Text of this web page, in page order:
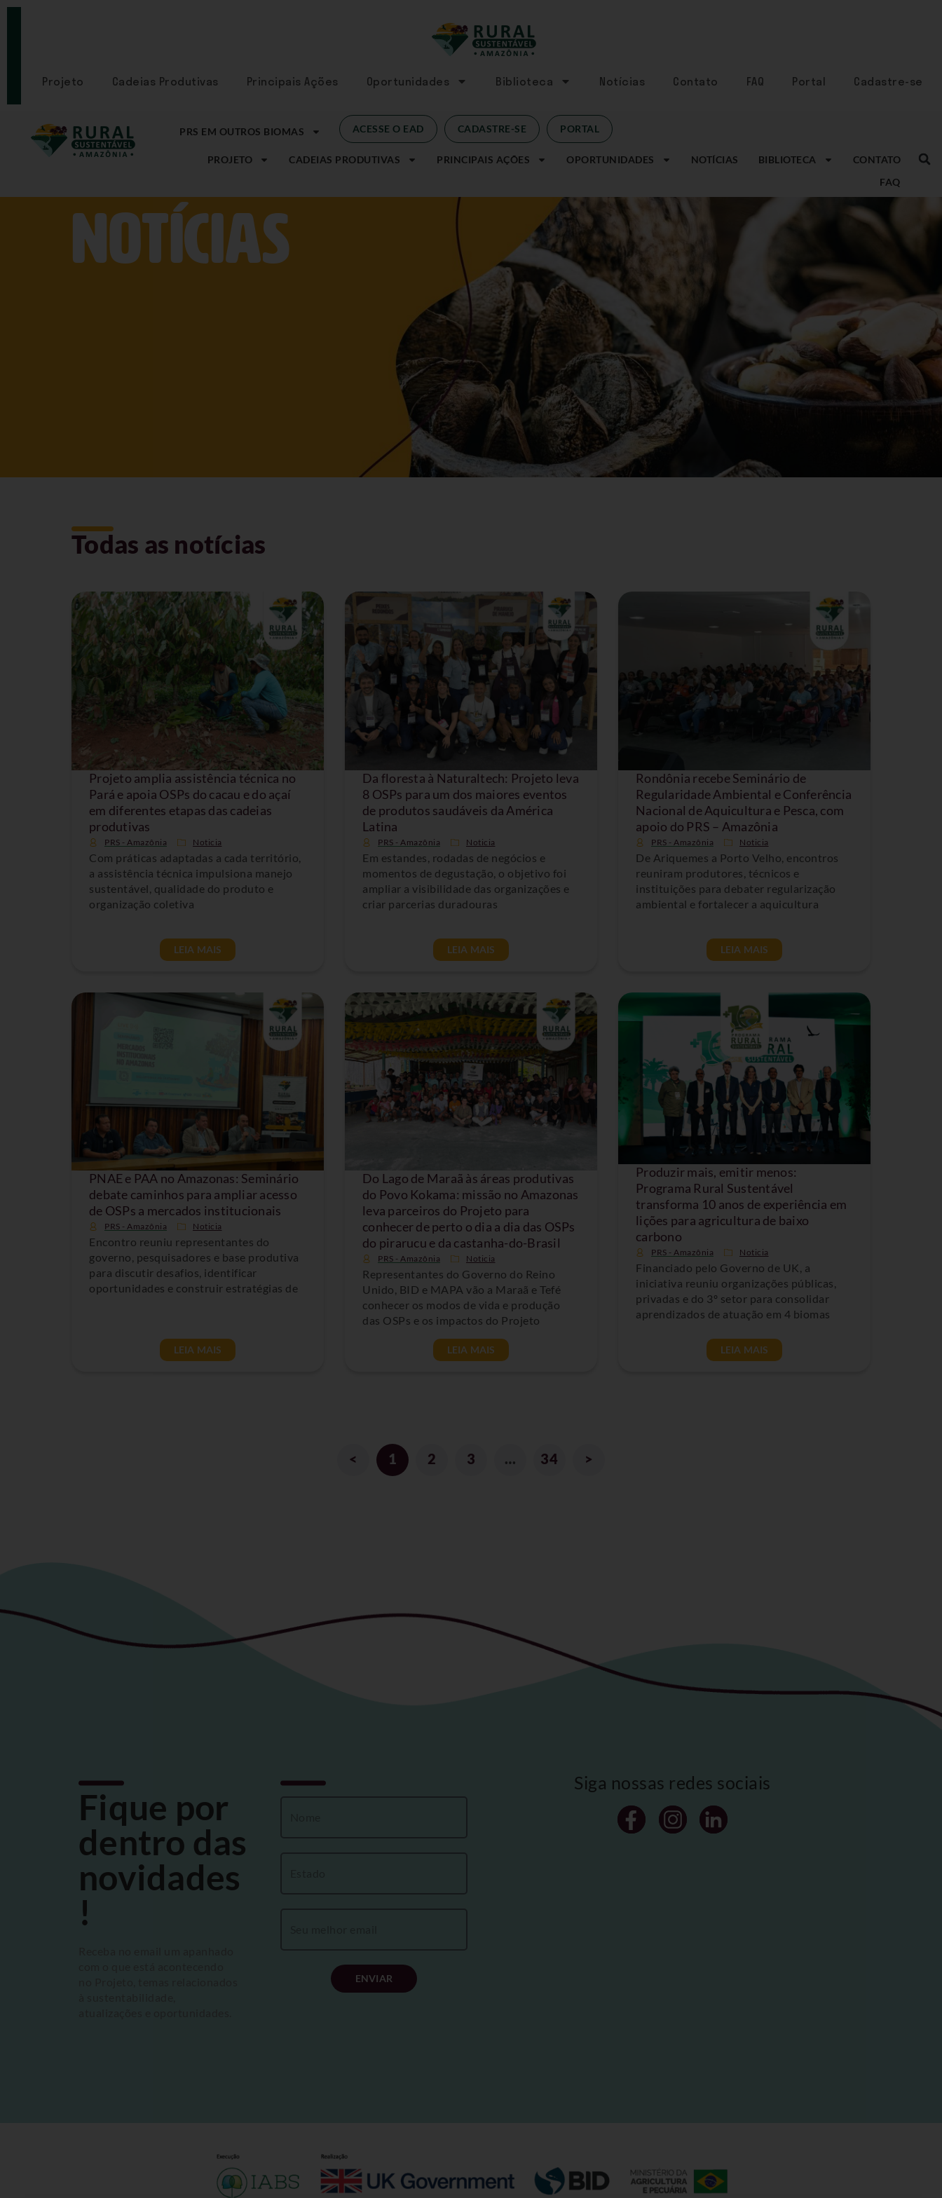
SE
Projeto Cadeias Produtivas Principais Ações Oportunidades Biblioteca Notícias Contato FAQ Portal Cadastre-se
PRS EM OUTROS BIOMAS ACESSE O EAD CADASTRE-SE PORTAL
PROJETO CADEIAS PRODUTIVAS PRINCIPAIS AÇÕES OPORTUNIDADES NOTÍCIAS BIBLIOTECA
CONTATO
FAQ
NOtícias
Todas as notícias
Projeto amplia assistência técnica no
Pará e apoia OSPs do cacau e do açaí
em diferentes etapas das cadeias
produtivas
PRS - Amazônia Noticia
Com práticas adaptadas a cada território,
a assistência técnica impulsiona manejo
sustentável, qualidade do produto e
organização coletiva
LEIA MAIS
Da floresta à Naturaltech: Projeto leva
8 OSPs para um dos maiores eventos
de produtos saudáveis da América
Latina
PRS - Amazônia Noticia
Em estandes, rodadas de negócios e
momentos de degustação, o objetivo foi
ampliar a visibilidade das organizações e
criar parcerias duradouras
LEIA MAIS
Rondônia recebe Seminário de
Regularidade Ambiental e Conferência
Nacional de Aquicultura e Pesca, com
apoio do PRS – Amazônia
PRS - Amazônia Noticia
De Ariquemes a Porto Velho, encontros
reuniram produtores, técnicos e
instituições para debater regularização
ambiental e fortalecer a aquicultura
LEIA MAIS
PNAE e PAA no Amazonas: Seminário
debate caminhos para ampliar acesso
de OSPs a mercados institucionais
PRS - Amazônia Noticia
Encontro reuniu representantes do
governo, pesquisadores e base produtiva
para discutir desafios, identificar
oportunidades e construir estratégias de
LEIA MAIS
Do Lago de Maraã às áreas produtivas
do Povo Kokama: missão no Amazonas
leva parceiros do Projeto para
conhecer de perto o dia a dia das OSPs
do pirarucu e da castanha-do-Brasil
PRS - Amazônia Noticia
Representantes do Governo do Reino
Unido, BID e MAPA vão a Maraã e Tefé
conhecer os modos de vida e produção
das OSPs e os impactos do Projeto
LEIA MAIS
Produzir mais, emitir menos:
Programa Rural Sustentável
transforma 10 anos de experiência em
lições para agricultura de baixo
carbono
PRS - Amazônia Noticia
Financiado pelo Governo de UK, a
iniciativa reuniu organizações públicas,
privadas e do 3º setor para consolidar
aprendizados de atuação em 4 biomas
LEIA MAIS
< 1 2 3 … 34 >
Fique por
dentro das
novidades
!
ENVIAR
Siga nossas redes sociais